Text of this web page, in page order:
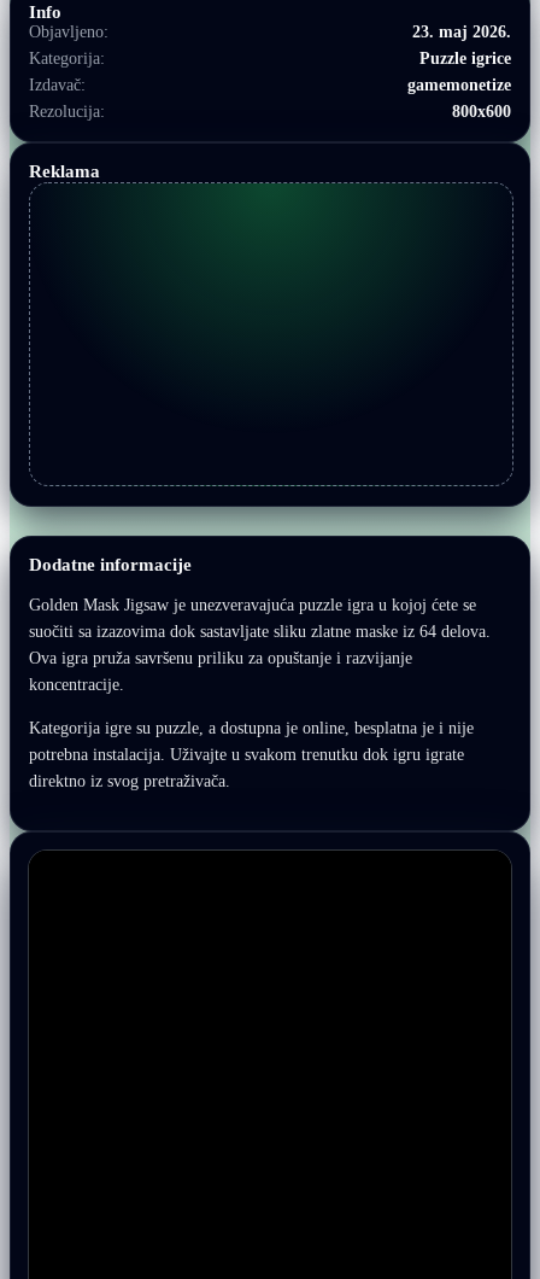
Dodatne informacije
Golden Mask Jigsaw je unezveravajuća puzzle igra u kojoj ćete se
suočiti sa izazovima dok sastavljate sliku zlatne maske iz 64 delova.
Ova igra pruža savršenu priliku za opuštanje i razvijanje
koncentracije.
Kategorija igre su puzzle, a dostupna je online, besplatna je i nije
potrebna instalacija. Uživajte u svakom trenutku dok igru igrate
direktno iz svog pretraživača.
Info
Objavljeno:
23. maj 2026.
Kategorija:
Puzzle igrice
Izdavač:
gamemonetize
Rezolucija:
800x600
Reklama